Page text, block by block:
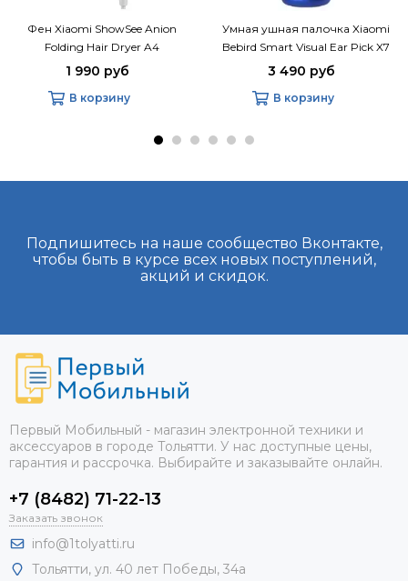
Фен Xiaomi ShowSee Anion
Folding Hair Dryer A4
1 990 руб
В корзину
Умная ушная палочка Xiaomi
Bebird Smart Visual Ear Pick X7
Pro
3 490 руб
В корзину
Подпишитесь на наше сообщество Вконтакте,
чтобы быть в курсе всех новых поступлений,
акций и скидок.
Первый Мобильный - магазин электронной техники и
аксессуаров в городе Тольятти. У нас доступные цены,
гарантия и рассрочка. Выбирайте и заказывайте онлайн.
+7 (8482) 71-22-13
Заказать звонок
info@1tolyatti.ru
Тольятти, ул. 40 лет Победы, 34а